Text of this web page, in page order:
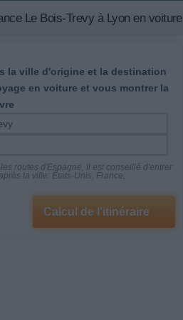
Le Bois-Trevy à Lyon en voiture
la ville d'origine et la destination
en voiture et vous montrer la
routes d'Espagne, il est conseillé d'entrer
la ville: États-Unis, France,